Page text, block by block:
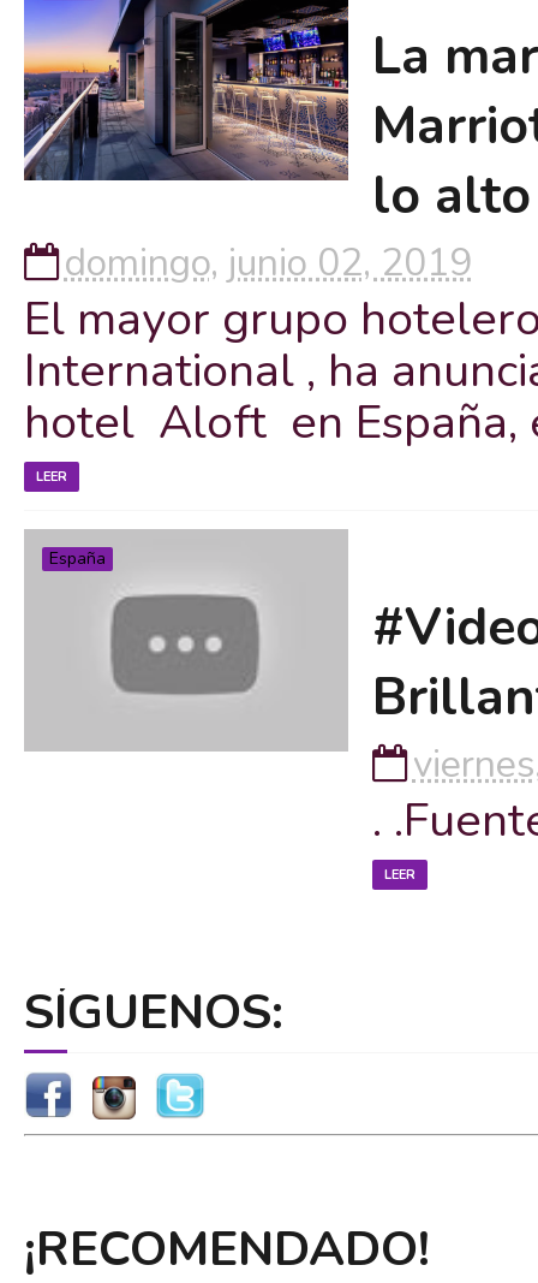
La
lo alto
domingo, junio 02, 2019
El mayor grupo
International , ha
hotel Aloft en España,
LEER
España
.
LEER
SÍGUENOS:
¡RECOMENDADO!